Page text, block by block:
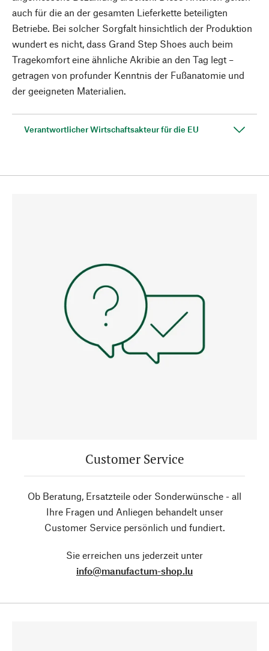
auch für die an der gesamten Lieferkette beteiligten
Betriebe. Bei solcher Sorgfalt hinsichtlich der Produktion
wundert es nicht, dass Grand Step Shoes auch beim
Tragekomfort eine ähnliche Akribie an den Tag legt –
getragen von profunder Kenntnis der Fußanatomie und
der geeigneten Materialien.
Verantwortlicher Wirtschaftsakteur für die EU
Customer Service
Ob Beratung, Ersatzteile oder Sonderwünsche - all
Ihre Fragen und Anliegen behandelt unser
Customer Service persönlich und fundiert.
Sie erreichen uns jederzeit unter
info@manufactum-shop.lu